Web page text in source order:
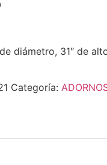
diámetro, 31″ de
Categoría: